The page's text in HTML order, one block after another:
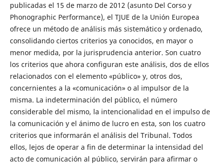
publicadas el 15 de marzo de 2012 (asunto Del Corso y
Phonographic Performance), el TJUE de la Unión Europea
ofrece un método de análisis más sistemático y ordenado,
consolidando ciertos criterios ya conocidos, en mayor o
menor medida, por la jurisprudencia anterior. Son cuatro
los criterios que ahora configuran este análisis, dos de ellos
relacionados con el elemento «público» y, otros dos,
concernientes a la «comunicación» o al impulsor de la
misma. La indeterminación del público, el número
considerable del mismo, la intencionalidad en el impulso de
la comunicación y el ánimo de lucro en esta, son los cuatro
criterios que informarán el análisis del Tribunal. Todos
ellos, lejos de operar a fin de determinar la intensidad del
acto de comunicación al público, servirán para afirmar o